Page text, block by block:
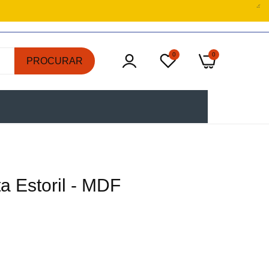
PROCURAR
0 0
Estoril - MDF